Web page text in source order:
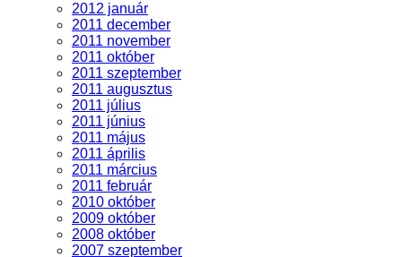
2012 január
2011 december
2011 november
2011 október
2011 szeptember
2011 augusztus
2011 július
2011 június
2011 május
2011 április
2011 március
2011 február
2010 október
2009 október
2008 október
2007 szeptember